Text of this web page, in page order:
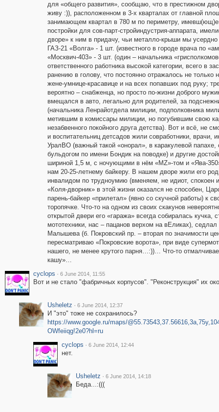
для «общего развития», сообщаю, что в престижном
живу :)), расположенном в 3-х кварталах от главной
занимающем квартал в 780 м по периметру,
постройки для сов-парт-стройиндустрия-аппарата,
дворе» к ним в придачу, чьи металло-крыши мы усердно
ГАЗ-21 «Волга» - 1 шт. (известного в городе врача по
«Москвич-403» - 3 шт. (один – начальника
ответственного работника высокой категории, всего в
ранению в голову, что постоянно отражалось не
жене-умнице-красавице и на всех попавших под руку;
вероятно – снабженца, но просто по-жизни доброго
вмещался в авто, легально для родителей, за
(начальника Ленрайотдела милиции, подполковника
метившим в комиссары милиции, но погубившим свою
незабвенного покойного друга детства). Вот и всё, не
и воспитательниц детсадов жили совработники, врачи,
УралВО (важный такой «онорал», в каракулевой
бульдогом по имени Бондик на поводке) и другие
шириной 1,5 м, с ночующими в нём «MZ»-том и «Ява-
нам 20-25-летнему байкеру. В нашем дворе жили его
инвалидом по трудноумию (вменяем, не идиот,
«Коля-дворник» в этой жизни оказался не способен,
парень-байкер «прилетал» (явно со скучной работы) к
торопячке. Что-то на одном из своих скакунов
открытой двери его «гаража» всегда собиралась
мототехники, нас – пацанов верхом на вЕликах),
Малышева (б. Покровский пр. – вторая по значимости
пересматриваю «Покровские ворота», при виде
нашего, не менее крутого парня…:))… Что-то
кашу»…
cyclops · 6 June 2014, 11:55
Вот и не стало "фабричных корпусов". "Реконструкция" их
Usheletz · 6 June 2014, 12:37
И "это" тоже не сохранилось?
https://www.google.ru/maps/
OWfeiiqg!2e0?hl=ru
cyclops · 6 June 2014, 12:44
нет.
Usheletz · 6 June 2014, 14:18
Беда...:(((